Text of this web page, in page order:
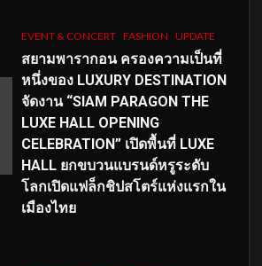
EVENT & CONCERT FASHION UPDATE
สยามพารากอน ครองความเป็นที่
หนึ่งของ LUXURY DESTINATION
จัดงาน “SIAM PARAGON THE
LUXE HALL OPENING
CELEBRATION” เปิดพื้นที่ LUXE
HALL ยกขบวนแบรนด์หรูระดับ
โลกเปิดแฟล็กชิปสโตร์แห่งแรกใน
เมืองไทย